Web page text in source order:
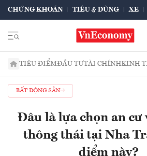
CHỨNG KHOÁN TIÊU & DÙNG XE
TIÊU ĐIỂMĐẦU TƯTÀI CHÍNHKINH
BẤT ĐỘNG SẢN
Đâu là lựa chọn an cư
thông thái tại Nha
điểm này?